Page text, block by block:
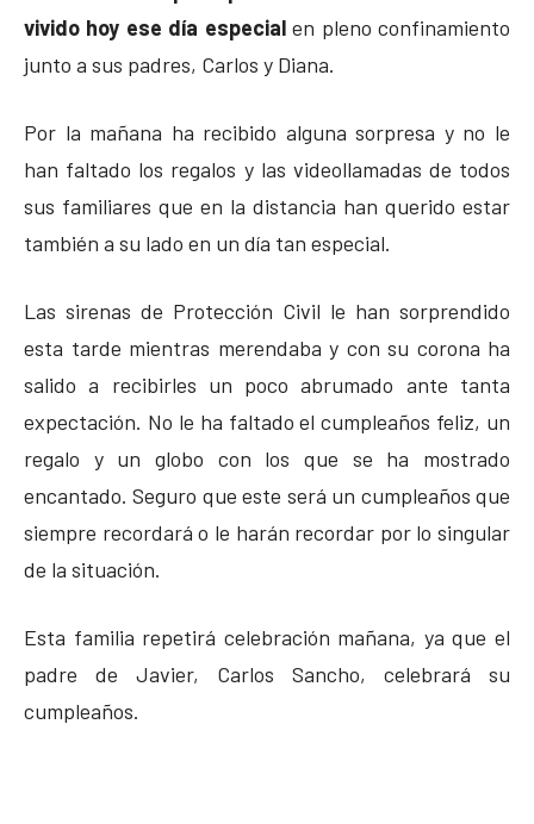
vivido hoy ese día especialen pleno confinamiento
junto a sus padres, Carlos y Diana.
Por la mañana ha recibido alguna sorpresa y no le
han faltado los regalos y las videollamadas de todos
sus familiares que en la distancia han querido estar
también a su lado en un día tan especial.
Las sirenas de Protección Civil le han sorprendido
esta tarde mientras merendaba y con su corona ha
salido a recibirles un poco abrumado ante tanta
expectación. No le ha faltado el cumpleaños feliz, un
regalo y un globo con los que se ha mostrado
encantado. Seguro que este será un cumpleaños que
siempre recordará o le harán recordar por lo singular
de la situación.
Esta familia repetirá celebración mañana, ya que el
padre de Javier, Carlos Sancho, celebrará su
cumpleaños.